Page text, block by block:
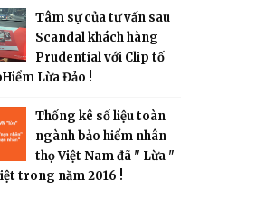
Tâm sự của tư vấn sau
Scandal khách hàng
Prudential với Clip tố
Lừa Đảo !
Thống kê số liệu toàn
ngành bảo hiểm nhân
thọ Việt Nam đã " Lừa "
trong năm 2016 !